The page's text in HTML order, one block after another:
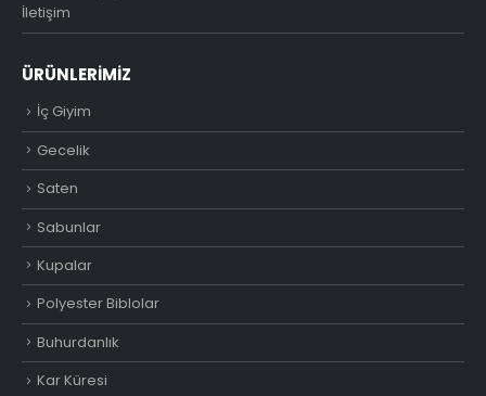
İletişim
ÜRÜNLERIMIZ
İç Giyim
Gecelik
Saten
Sabunlar
Kupalar
Polyester Biblolar
Buhurdanlık
Kar Küresi